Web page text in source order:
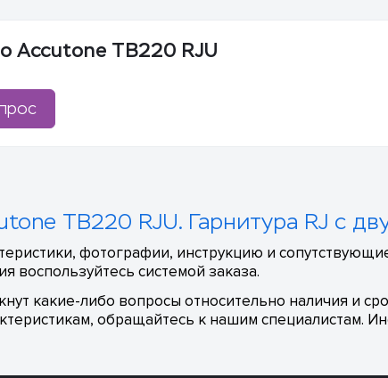
Accutone TB220 RJU
TB220 RJU. Гарнитура RJ с
фотографии, инструкцию и
воспользуйтесь системой заказа.
какие-либо вопросы относительно наличия и
обращайтесь к нашим специалистам.